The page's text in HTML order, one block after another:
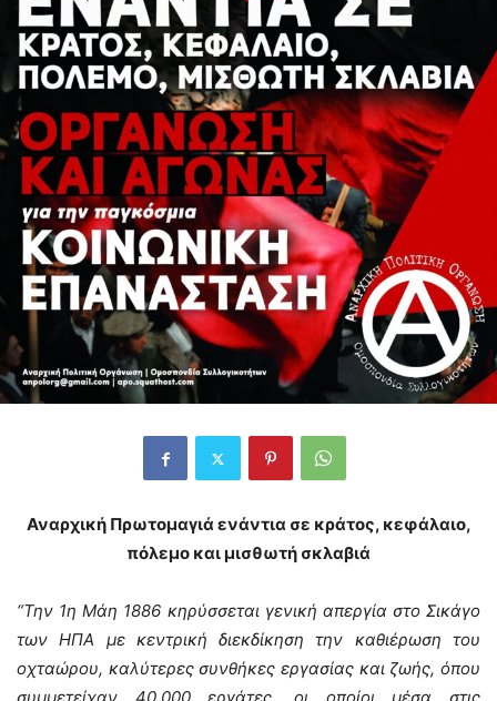
Αναρχική Πρωτομαγιά ενάντια σε κράτος, κεφάλαιο,
πόλεμο και μισθωτή σκλαβιά
“Την 1η Μάη 1886 κηρύσσεται γενική απεργία στο Σικάγο
των ΗΠΑ με κεντρική διεκδίκηση την καθιέρωση του
οχταώρου, καλύτερες συνθήκες εργασίας και ζωής, όπου